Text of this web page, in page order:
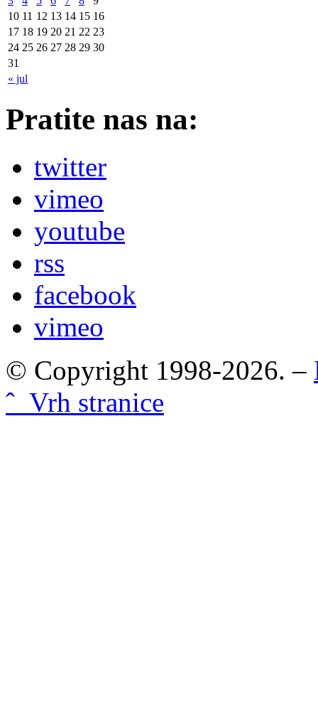
« jul
10 11 12 13 14 15 16
17 18 19 20 21 22 23
24 25 26 27 28 29 30
31
Pratite nas na:
twitter
vimeo
youtube
rss
facebook
vimeo
© Copyright 1998-2026. –
ˆ Vrh stranice